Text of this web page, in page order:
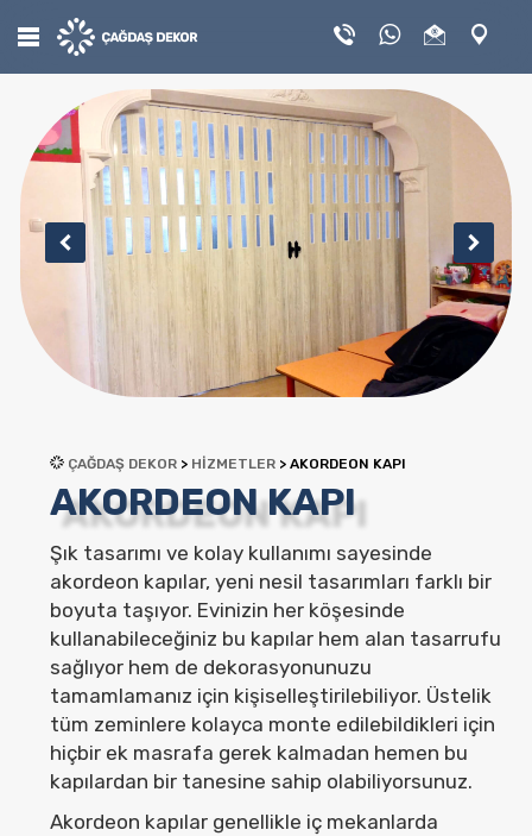
HİZMETLERİMiZ
PASPAS
TUĞLA
ÇAĞDAŞ DEKOR > HİZMETLER >AKORDEON KAPI
AKORDEON KAPI
Şık tasarımı ve kolay kullanımı sayesinde
akordeon kapılar, yeni nesil tasarımları farklı bir
boyuta taşıyor. Evinizin her köşesinde
kullanabileceğiniz bu kapılar hem alan tasarrufu
sağlıyor hem de dekorasyonunuzu
tamamlamanız için kişiselleştirilebiliyor. Üstelik
tüm zeminlere kolayca monte edilebildikleri için
hiçbir ek masrafa gerek kalmadan hemen bu
kapılardan bir tanesine sahip olabiliyorsunuz.
Akordeon kapılar genellikle iç mekanlarda